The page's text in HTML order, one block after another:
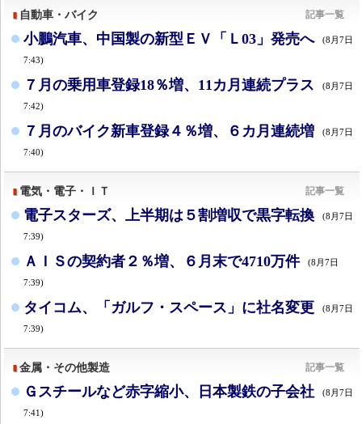
自動車・バイク 記事一覧
小鵬汽車、中国製の新型ＥＶ「Ｌ03」発売へ (8月7日
7:43)
７月の乗用車登録18％増、11カ月連続プラス (8月7日
7:42)
７月のバイク新車登録４％増、６カ月連続増 (8月7日
7:40)
電気・電子・ＩＴ 記事一覧
電子スターズ、上半期は５割増収で黒字転換 (8月7日
7:39)
ＡＩＳの契約者２％増、６月末で4710万件 (8月7日
7:39)
タイコム、「ガルフ・スペース」に社名変更 (8月7日
7:39)
金属・その他製造 記事一覧
Ｇスチールなど赤字縮小、日本製鉄の子会社 (8月7日
7:41)